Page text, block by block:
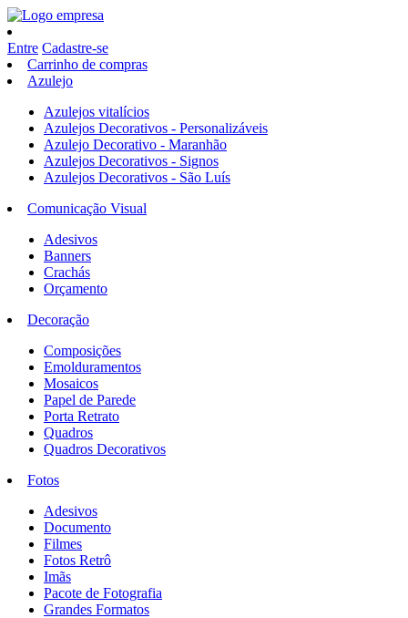
Entre Cadastre-se
Carrinho de compras
Azulejo
Azulejos vitalícios
Azulejos Decorativos - Personalizáveis
Azulejo Decorativo - Maranhão
Azulejos Decorativos - Signos
Azulejos Decorativos - São Luís
Comunicação Visual
Adesivos
Banners
Crachás
Orçamento
Decoração
Composições
Emolduramentos
Mosaicos
Papel de Parede
Porta Retrato
Quadros
Quadros Decorativos
Fotos
Adesivos
Documento
Filmes
Fotos Retrô
Imãs
Pacote de Fotografia
Grandes Formatos